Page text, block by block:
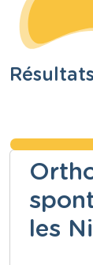
Résultats
les